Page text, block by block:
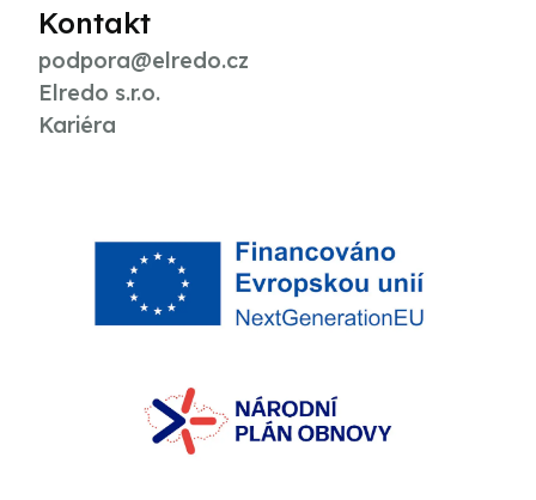
Kontakt
podpora@elredo.cz
Elredo s.r.o.
Kariéra